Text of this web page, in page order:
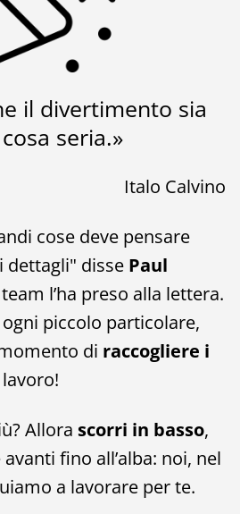
il divertimento sia
seria.»
Italo Calvino
cose deve pensare
dettagli" disse Paul
l’ha preso alla lettera.
piccolo particolare,
di raccogliere i
Allora scorri in basso,
fino all’alba: noi, nel
a lavorare per te.